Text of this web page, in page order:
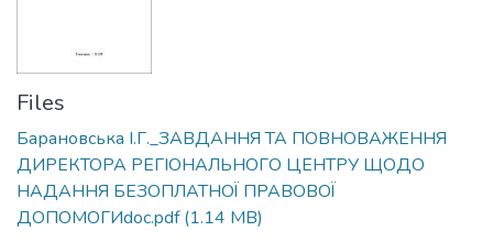
Files
Барановська І.Г._ЗАВДАННЯ ТА ПОВНОВАЖЕННЯ
ДИРЕКТОРА РЕГІОНАЛЬНОГО ЦЕНТРУ ЩОДО
НАДАННЯ БЕЗОПЛАТНОЇ ПРАВОВОЇ
ДОПОМОГИdoc.pdf(1.14 MB)